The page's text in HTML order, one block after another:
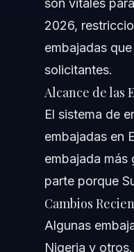
¿Qué pasos
Fuentes y
Acerca de
Confianza y
Cuándo
Cronología:
son vitales
2026,
embajadas
solicitantes.
Alcance de las
El sistema de
embajadas en
embajada más
parte porque
Cambios
Algunas
Nigeria y